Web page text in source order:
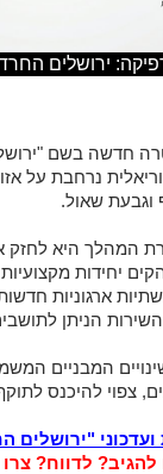
ירושלים
חדשה בשם
נרחבת על
וגבעת שאול.
המהלך היא
יחידות מקצועיות
ארגוניות
הניתן
המבניים
להיכנס לתוקף באופן
"ירושלים
להגיב? לדווח?